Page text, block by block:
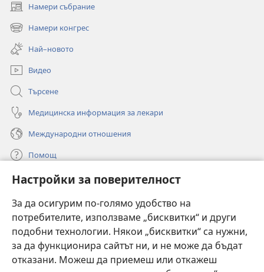
Настройки за поверителност
За да осигурим по-голямо удобство на
потребителите, използваме „бисквитки“ и други
подобни технологии. Някои „бисквитки“ са нужни,
за да функционира сайтът ни, и не може да бъдат
отказани. Можеш да приемеш или откажеш
Намери събрание
(отваря
нов
прозорец)
Намери конгрес
(отваря
нов
прозорец)
Най–новото
Видео
Търсене
Медицинска информация за лекари
Международни отношения
Помощ
Дарения
нов
прозорец)ОНЛАЙН БИБЛИОТЕКА „Стражева кула“
(отваря
нов
прозорец)
JW Hub
(отваря
нов